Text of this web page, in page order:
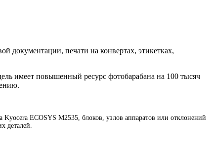
документации, печати на конвертах, этикетках,
имеет повышенный ресурс фотобарабана на 100 тысяч
ECOSYS M2535, блоков, узлов аппаратов или отклонений
деталей.